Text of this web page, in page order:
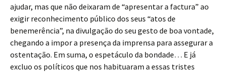
ajudar, mas que não deixaram de “apresentar a factura” ao
exigir reconhecimento público dos seus “atos de
benemerência”, na divulgação do seu gesto de boa vontade,
chegando a impor a presença da imprensa para assegurar a
ostentação. Em suma, o espetáculo da bondade… E já
excluo os políticos que nos habituaram a essas tristes